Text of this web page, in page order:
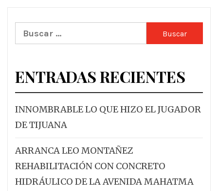
Buscar:
ENTRADAS RECIENTES
INNOMBRABLE LO QUE HIZO EL JUGADOR
DE TIJUANA
ARRANCA LEO MONTAÑEZ
REHABILITACIÓN CON CONCRETO
HIDRÁULICO DE LA AVENIDA MAHATMA